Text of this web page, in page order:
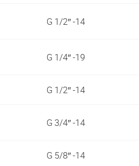
G 1/2″ -14
G 1/4″ -19
G 1/2″ -14
G 3/4″ -14
G 5/8″ -14